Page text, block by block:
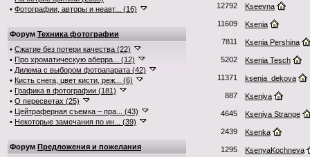
• Фотографии, авторы и неавт... (16)
Форум Техника фотографии
• Сжатие без потери качества (22)
• Про хроматическую аберра... (12)
• Дилема с выбором фотоапарата (42)
• Кисть снега, цвет кисти, реж... (6)
• Графика в фотографии (181)
• О пересветах (25)
• Цейтраферная съемка – пра... (43)
• Некоторые замечания по ин... (39)
Форум Предложения и пожелания
12792 Kseevna
11609 Ksenia
7811 Ksenia Pershina
5202 Ksenia Tesch
11371 ksenia_dekova
887 Kseniya
4645 Kseniya Strange
2439 Ksenka
1295 KsenyaKochneva